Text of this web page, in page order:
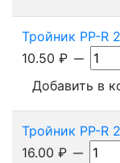
Тройник PP-R
10.50 ₽
Добавить в
Тройник PP-R
16.00 ₽